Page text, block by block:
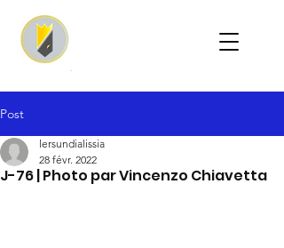
Post
J-76 | Photo par Vincenzo Chiavetta
lersundialissia
28 févr. 2022